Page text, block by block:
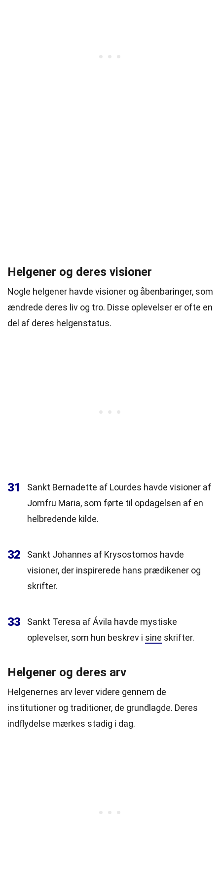
Helgener og deres visioner
Nogle helgener havde visioner og åbenbaringer, som
ændrede deres liv og tro. Disse oplevelser er ofte en
del af deres helgenstatus.
31
Sankt Bernadette af Lourdes havde visioner af
Jomfru Maria, som førte til opdagelsen af en
helbredende kilde.
32
Sankt Johannes af Krysostomos havde
visioner, der inspirerede hans prædikener og
skrifter.
33
Sankt Teresa af Ávila havde mystiske
oplevelser, som hun beskrev i sine skrifter.
Helgener og deres arv
Helgenernes arv lever videre gennem de
institutioner og traditioner, de grundlagde. Deres
indflydelse mærkes stadig i dag.